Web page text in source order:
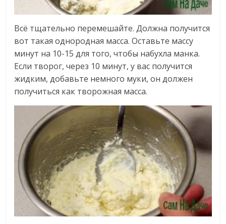
Всё тщательно перемешайте. Должна получится
вот такая однородная масса. Оставьте массу
минут на 10-15 для того, чтобы набухла манка.
Если творог, через 10 минут, у вас получится
жидким, добавьте немного муки, он должен
получиться как творожная масса.